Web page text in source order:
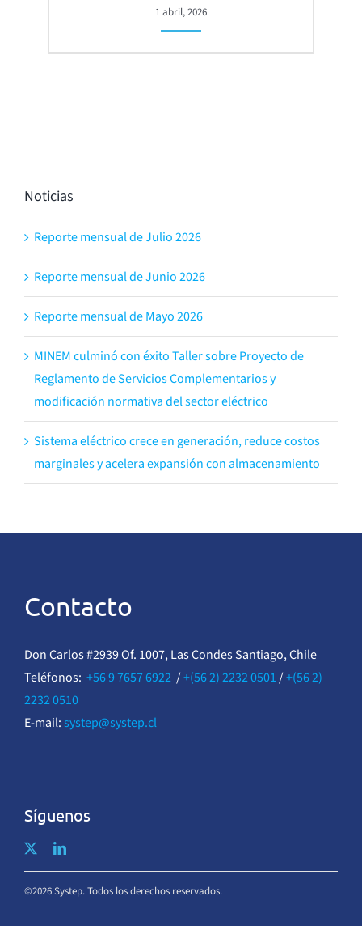
1 abril, 2026
Noticias
Reporte mensual de Julio 2026
Reporte mensual de Junio 2026
Reporte mensual de Mayo 2026
MINEM culminó con éxito Taller sobre Proyecto de
Reglamento de Servicios Complementarios y
modificación normativa del sector eléctrico
Sistema eléctrico crece en generación, reduce costos
marginales y acelera expansión con almacenamiento
Contacto
Don Carlos #2939 Of. 1007, Las Condes Santiago, Chile
Teléfonos: +56 9 7657 6922/+(56 2) 2232 0501/+(56 2)
2232 0510
E-mail: systep@systep.cl
Síguenos
©2026 Systep. Todos los derechos reservados.